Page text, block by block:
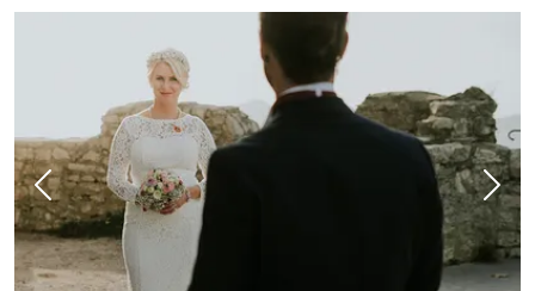
Vorheriges Bild